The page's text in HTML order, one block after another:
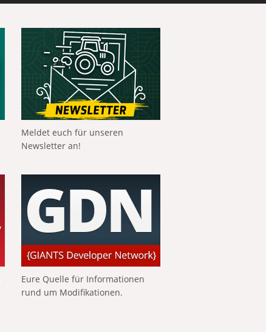
Meldet euch für unseren
Newsletter an!
Eure Quelle für Informationen
rund um Modifikationen.